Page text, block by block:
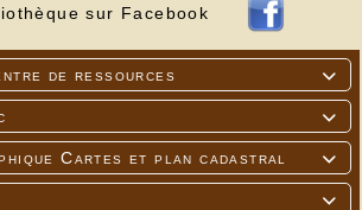
sur Facebook

de ressources


Cartes et plan cadastral
